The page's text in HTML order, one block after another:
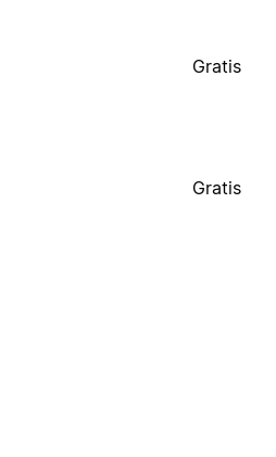
Gratis
Gratis